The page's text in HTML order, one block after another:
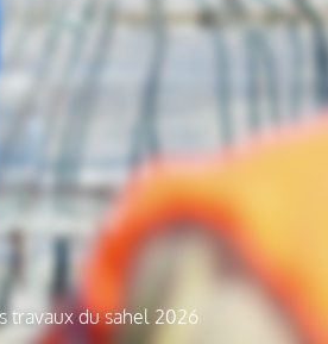
travaux du sahel 2026